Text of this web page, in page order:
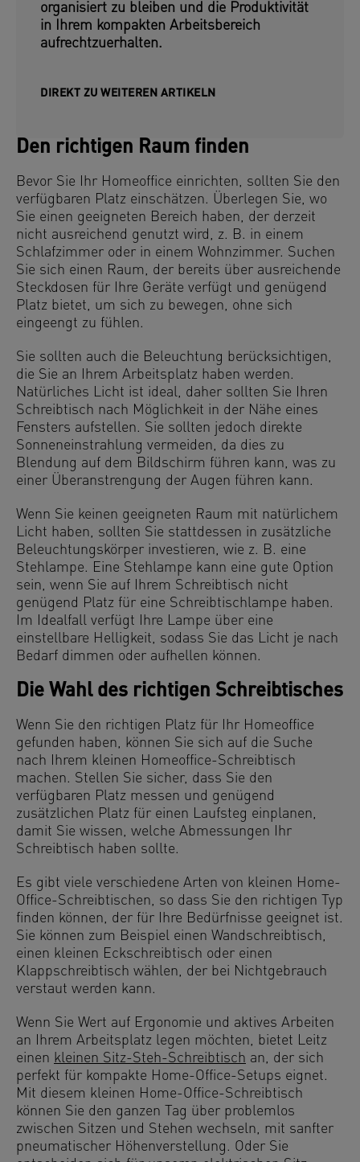
organisiert zu bleiben und die Produktivität
in Ihrem kompakten Arbeitsbereich
aufrechtzuerhalten.
DIREKT ZU WEITEREN ARTIKELN
Den richtigen Raum finden
Bevor Sie Ihr Homeoffice einrichten, sollten Sie den
verfügbaren Platz einschätzen. Überlegen Sie, wo
Sie einen geeigneten Bereich haben, der derzeit
nicht ausreichend genutzt wird, z. B. in einem
Schlafzimmer oder in einem Wohnzimmer. Suchen
Sie sich einen Raum, der bereits über ausreichende
Steckdosen für Ihre Geräte verfügt und genügend
Platz bietet, um sich zu bewegen, ohne sich
eingeengt zu fühlen.
Sie sollten auch die Beleuchtung berücksichtigen,
die Sie an Ihrem Arbeitsplatz haben werden.
Natürliches Licht ist ideal, daher sollten Sie Ihren
Schreibtisch nach Möglichkeit in der Nähe eines
Fensters aufstellen. Sie sollten jedoch direkte
Sonneneinstrahlung vermeiden, da dies zu
Blendung auf dem Bildschirm führen kann, was zu
einer Überanstrengung der Augen führen kann.
Wenn Sie keinen geeigneten Raum mit natürlichem
Licht haben, sollten Sie stattdessen in zusätzliche
Beleuchtungskörper investieren, wie z. B. eine
Stehlampe. Eine Stehlampe kann eine gute Option
sein, wenn Sie auf Ihrem Schreibtisch nicht
genügend Platz für eine Schreibtischlampe haben.
Im Idealfall verfügt Ihre Lampe über eine
einstellbare Helligkeit, sodass Sie das Licht je nach
Bedarf dimmen oder aufhellen können.
Die Wahl des richtigen Schreibtisches
Wenn Sie den richtigen Platz für Ihr Homeoffice
gefunden haben, können Sie sich auf die Suche
nach Ihrem kleinen Homeoffice-Schreibtisch
machen. Stellen Sie sicher, dass Sie den
verfügbaren Platz messen und genügend
zusätzlichen Platz für einen Laufsteg einplanen,
damit Sie wissen, welche Abmessungen Ihr
Schreibtisch haben sollte.
Es gibt viele verschiedene Arten von kleinen Home-
Office-Schreibtischen, so dass Sie den richtigen Typ
finden können, der für Ihre Bedürfnisse geeignet ist.
Sie können zum Beispiel einen Wandschreibtisch,
einen kleinen Eckschreibtisch oder einen
Klappschreibtisch wählen, der bei Nichtgebrauch
verstaut werden kann.
Wenn Sie Wert auf Ergonomie und aktives Arbeiten
an Ihrem Arbeitsplatz legen möchten, bietet Leitz
einen kleinen Sitz-Steh-Schreibtisch an, der sich
perfekt für kompakte Home-Office-Setups eignet.
Mit diesem kleinen Home-Office-Schreibtisch
können Sie den ganzen Tag über problemlos
zwischen Sitzen und Stehen wechseln, mit sanfter
pneumatischer Höhenverstellung. Oder Sie